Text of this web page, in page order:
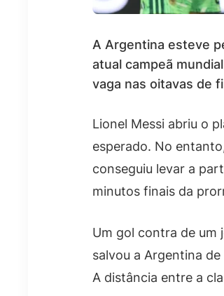
A Argentina esteve
atual campeã
vaga nas oitavas de
Lionel Messi abriu o
esperado. No
conseguiu levar a
minutos finais da
Um gol contra de um
salvou a Argentina
A distância entre a